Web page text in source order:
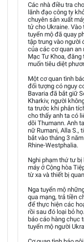
Các nhà điều tra
lãnh đạo công ty
chuyên sản xuất
tử cho Ukraine.
tuyển mộ đã quay
tập trung vào người
của các cơ quan an
Mạc Tư Khoa, đăng
muốn tiêu diệt
Một cơ quan tình
đối tượng có nguy
Bavaria đã bắt giữ
Kharkiv, người
ta trước khi phân
cho thấy anh ta có
dõi Thumann. Anh
nữ Rumani, Alla S.,
bắt vào tháng 3
Rhine-Westphalia.
Nghi phạm thứ tư
máy ở Cộng hòa
từ xa và thiết bị
Nga tuyển mộ
qua mạng, trả tiền
để thực hiện các
rồi sau đó loại bỏ
báo cáo hàng chục
tuyển mộ người